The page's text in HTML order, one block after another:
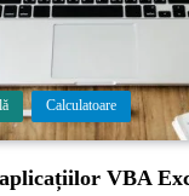
Calculatoare
VBA